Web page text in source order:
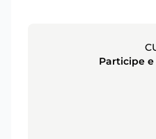
Participe